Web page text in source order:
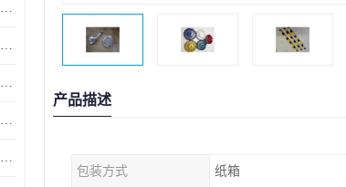
坑梓手机壳喷涂 良鸿塑胶五金 坪地小夜灯喷涂公司
忡恺喷光油喷油公司 白石秋蓝牙喷涂
塑胶真空镀膜喷油 坪地喷光油喷油
龙岗保护套喷油加工 龙岗保护套喷油
惠城保护套喷油公司 坪地保护套喷油 良鸿塑胶五金
产品描述
包装方式 纸箱